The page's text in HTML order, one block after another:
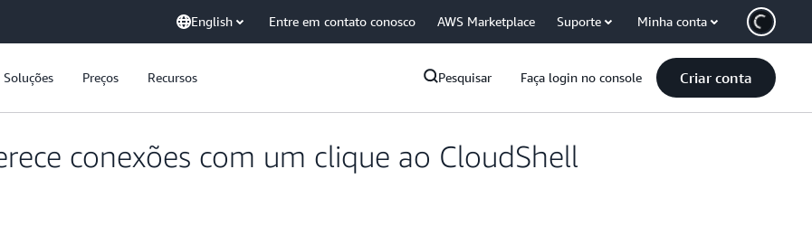
English Entre em contato conosco AWS Marketplace Suporte Minha conta
Soluções Preços Recursos Pesquisar Faça login no console Criar conta
conexões com um clique ao CloudShell